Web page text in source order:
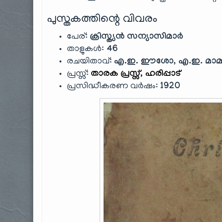
പുസ്തകത്തിന്റെ വിവരം
പേര്: ക്രിസ്ത്യൻ സന്യാസിമാർ
താളുകൾ: 46
രചയിതാവ്: എ.ഇ. ഈശോ, എ.ഇ.
പ്രസ്സ്: താരക പ്രസ്സ്, ഹരിപ്പാട്
പ്രസിദ്ധീകരണ വർഷം: 1920